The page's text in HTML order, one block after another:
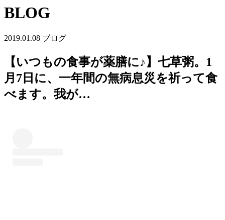
BLOG
2019.01.08 ブログ
【いつもの食事が薬膳に♪】七草粥。1
月7日に、一年間の無病息災を祈って食
べます。我が…